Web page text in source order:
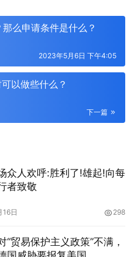
么申请条件是什么？
2023年5月6日 下午4:05
以做些什么？
下一篇
众人欢呼:胜利了!雄起!向每
者致敬
日 298
“贸易保护主义政策”不满，